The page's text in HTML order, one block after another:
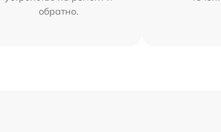
обратно.